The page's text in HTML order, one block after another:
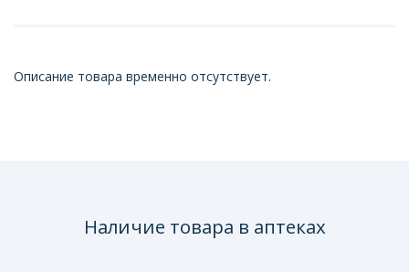
Описание товара временно отсутствует.
Наличие товара в аптеках